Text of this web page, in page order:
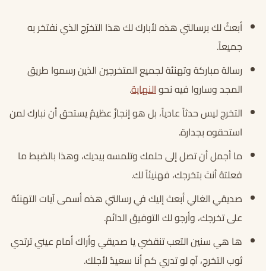
أبعثُ لك برسالتي هذه لأبارك لك هذا التخرّج الذي نفتخر به
جميعاً.
رسالة مباركة وتهنئة لجميع المتخرجين الذين رسموا طريق
المجد وساروا فيه نحوالنهاية.
التخرج ليس حدثاً عادياً، بل هو إنجازٌ عظيمٌ يستحق أن نبارك لمن
استحقوه بجدارة.
ما أجمل أن تصل إلى حلمك وتلمسه بيديك، وهذا بالضبط ما
فعلتهُ أنتَ بتخرجك، فهنيئاً لك.
صديقي الغالي أبعث إليك في رسالتي هذه أسمى آيات التهنئة
على تخرجك، وأرجو لك التوفيق الدائم.
ها هي سنين التعب تنقضي يا صديقي وأراك أمام عيني ترتدي
ثوب التخرج، آهٍ لو تدري كم أنا سعيدٌ لأجلك.